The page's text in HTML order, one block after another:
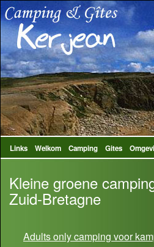
Links Welkom Camping Gites
Kleine groene
Zuid-Bretagne
Adults only camping voor